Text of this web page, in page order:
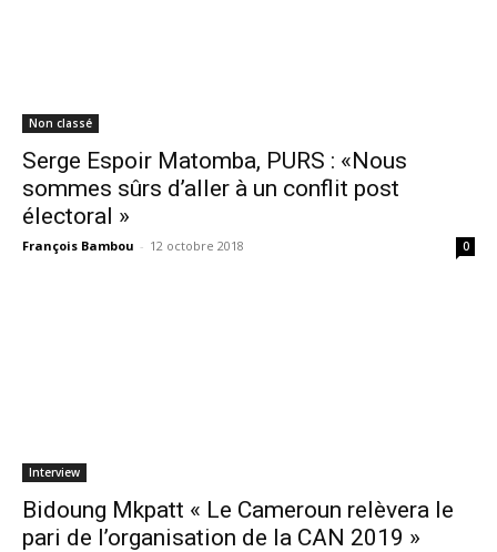
Non classé
Serge Espoir Matomba, PURS : «Nous
sommes sûrs d’aller à un conflit post
électoral »
François Bambou - 12 octobre 2018 0
Interview
Bidoung Mkpatt « Le Cameroun relèvera le
pari de l’organisation de la CAN 2019 »